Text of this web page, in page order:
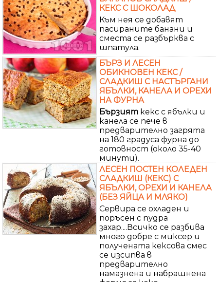
КЕКС С ШОКОЛАД
Към нея се добавят
пасираните банани и
сместа се разбърква с
шпатула.
БЪРЗ И ЛЕСЕН
ОБИКНОВЕН КЕКС /
СЛАДКИШ С НАСТЪРГАНИ
ЯБЪЛКИ, КАНЕЛА И ОРЕХИ
НА ФУРНА
Бързият кекс с ябълки и
канела се пече в
предварително загрята
на 180 градуса фурна до
готовност (около 35-40
минути).
ЛЕСЕН ПОСТЕН КОЛЕДЕН
СЛАДКИШ (КЕКС) С
ЯБЪЛКИ, ОРЕХИ И КАНЕЛА
(БЕЗ ЯЙЦА И МЛЯКО)
Сервира се охладен и
поръсен с пудра
захар....Всичко се разбива
много добре с миксер и
получената кексова смес
се изсипва в
предварително
намазнена и набрашнена